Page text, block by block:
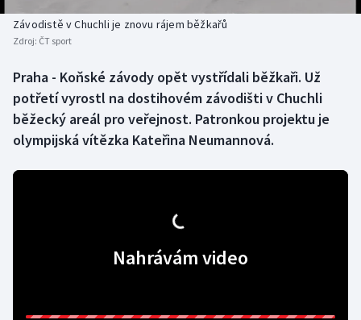
Basketbal
Biatlon
Boby a skeleton
Box
Historické návraty
Aplikace ČT sport
AZ kvíz
Závodistě v Chuchli je znovu rájem běžkařů
Zdroj: ČT sport
Praha - Koňské závody opět vystřídali běžkaři. Už
potřetí vyrostl na dostihovém závodišti v Chuchli
běžecký areál pro veřejnost. Patronkou projektu je
olympijská vítězka Kateřina Neumannová.
Nahrávám video